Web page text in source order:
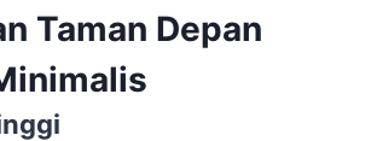
Taman Depan